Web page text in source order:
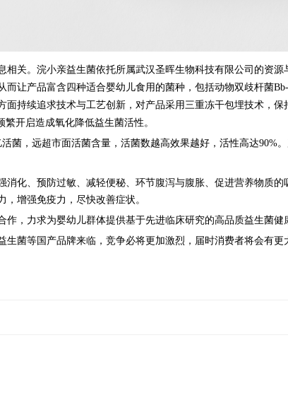
相关。浣小亲益生菌依托所属武汉圣晖生物科技有限公司 的资源
而让产品富含四种适合婴幼儿食用的菌种，包括动物双歧杆菌
面持续追求技术与工艺创新，对产品采用三重冻干包埋技术，
开启造成氧化降低益生菌活性。
菌，远超市面活菌含量，活菌数越高效果越好，活性高达90%
化、预防过敏、减轻便秘、环节腹泻与腹胀、促进营养物质
增强免疫力，尽快改善症状。
，力求为婴幼儿群体提供基于先进临床研究的高品质益生菌健
菌等国产品牌来临，竞争必将更加激烈，届时消费者将会有更